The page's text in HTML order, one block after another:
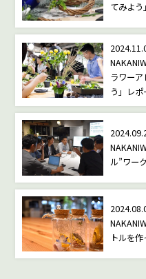
てみよう
ラワー
う」レポ
ル”ワー
トルを